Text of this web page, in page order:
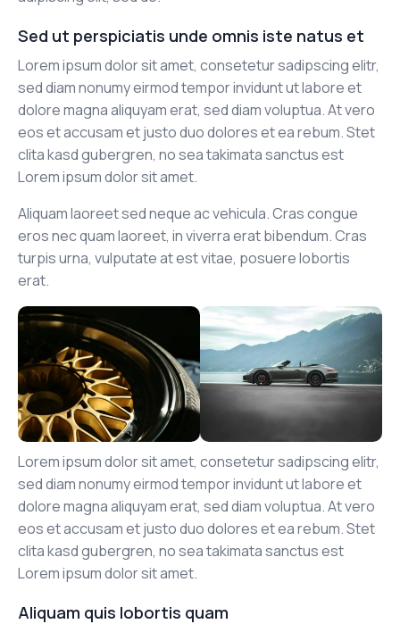
Sed ut perspiciatis unde omnis iste natus et
Lorem ipsum dolor sit amet, consetetur sadipscing elitr,
sed diam nonumy eirmod tempor invidunt ut labore et
dolore magna aliquyam erat, sed diam voluptua. At vero
eos et accusam et justo duo dolores et ea rebum. Stet
clita kasd gubergren, no sea takimata sanctus est
Lorem ipsum dolor sit amet.
Aliquam laoreet sed neque ac vehicula. Cras congue
eros nec quam laoreet, in viverra erat bibendum. Cras
turpis urna, vulputate at est vitae, posuere lobortis
erat.
Lorem ipsum dolor sit amet, consetetur sadipscing elitr,
sed diam nonumy eirmod tempor invidunt ut labore et
dolore magna aliquyam erat, sed diam voluptua. At vero
eos et accusam et justo duo dolores et ea rebum. Stet
clita kasd gubergren, no sea takimata sanctus est
Lorem ipsum dolor sit amet.
Aliquam quis lobortis quam